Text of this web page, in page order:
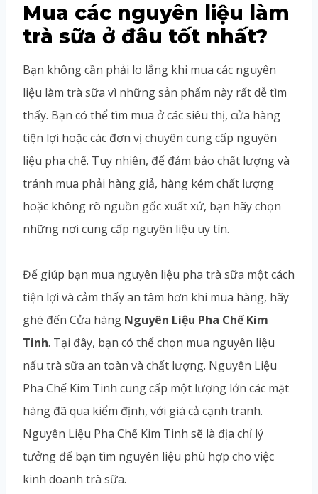
Mua các nguyên liệu làm
trà sữa ở đâu tốt nhất?
Bạn không cần phải lo lắng khi mua các nguyên
liệu làm trà sữa vì những sản phẩm này rất dễ tìm
thấy. Bạn có thể tìm mua ở các siêu thị, cửa hàng
tiện lợi hoặc các đơn vị chuyên cung cấp nguyên
liệu pha chế. Tuy nhiên, để đảm bảo chất lượng và
tránh mua phải hàng giả, hàng kém chất lượng
hoặc không rõ nguồn gốc xuất xứ, bạn hãy chọn
những nơi cung cấp nguyên liệu uy tín.
Để giúp bạn mua nguyên liệu pha trà sữa một cách
tiện lợi và cảm thấy an tâm hơn khi mua hàng, hãy
ghé đến Cửa hàng Nguyên Liệu Pha Chế Kim
Tinh. Tại đây, bạn có thể chọn mua nguyên liệu
nấu trà sữa an toàn và chất lượng. Nguyên Liệu
Pha Chế Kim Tinh cung cấp một lượng lớn các mặt
hàng đã qua kiểm định, với giá cả cạnh tranh.
Nguyên Liệu Pha Chế Kim Tinh sẽ là địa chỉ lý
tưởng để bạn tìm nguyên liệu phù hợp cho việc
kinh doanh trà sữa.